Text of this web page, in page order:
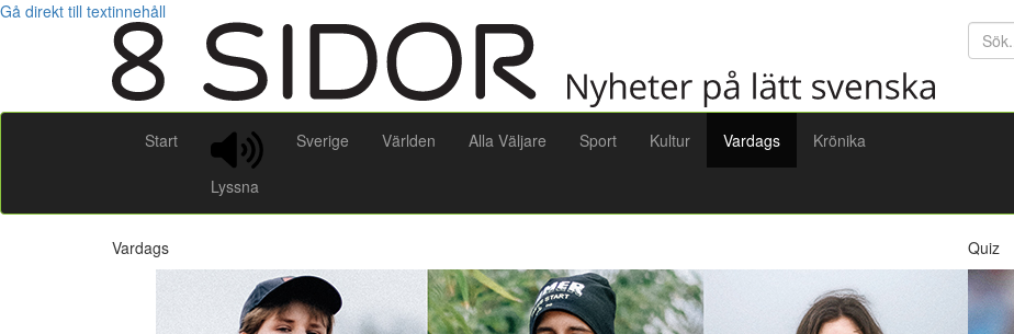
Gå direkt till textinnehåll
Söktext
Start
Lyssna
Sverige Världen Alla Väljare Sport Kultur Vardags Krönika
Vardags Quiz